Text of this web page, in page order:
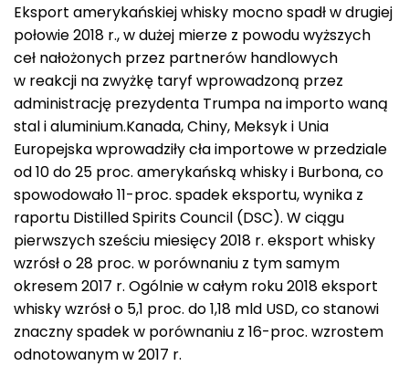
Eksport amerykańskiej whisky mocno spadł w drugiej
połowie 2018 r., w dużej mierze z powodu wyższych
ceł nałożonych przez partnerów handlowych
w reakcji na zwyżkę taryf wprowadzoną przez
administrację prezydenta Trumpa na importo waną
stal i aluminium.Kanada, Chiny, Meksyk i Unia
Europejska wprowadziły cła importowe w przedziale
od 10 do 25 proc. amerykańską whisky i Burbona, co
spowodowało 11-proc. spadek eksportu, wynika z
raportu Distilled Spirits Council (DSC). W ciągu
pierwszych sześciu miesięcy 2018 r. eksport whisky
wzrósł o 28 proc. w porównaniu z tym samym
okresem 2017 r. Ogólnie w całym roku 2018 eksport
whisky wzrósł o 5,1 proc. do 1,18 mld USD, co stanowi
znaczny spadek w porównaniu z 16-proc. wzrostem
odnotowanym w 2017 r.